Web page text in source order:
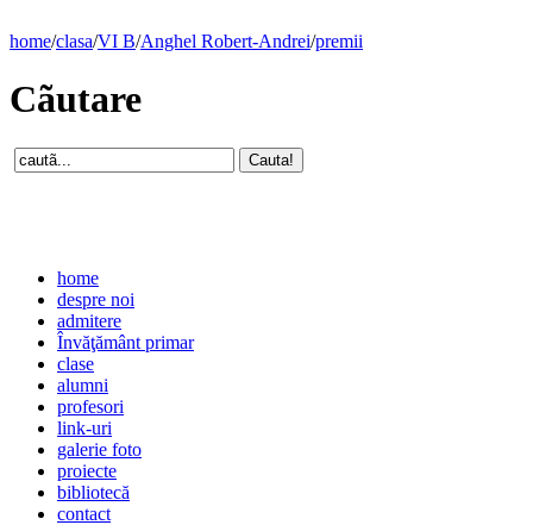
home/clasa/VI B/Anghel Robert-Andrei/premii
Cãutare
home
despre noi
admitere
Învăţământ primar
clase
alumni
profesori
link-uri
galerie foto
proiecte
bibliotecă
contact